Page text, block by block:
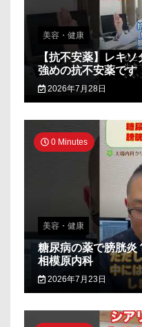
美容・健康
【抗不安薬】レキ
強めの抗不安薬です
2026年7月28日
0 Minutes
美容・健康
糖尿病の薬で膀胱炎
相模原内科
2026年7月23日